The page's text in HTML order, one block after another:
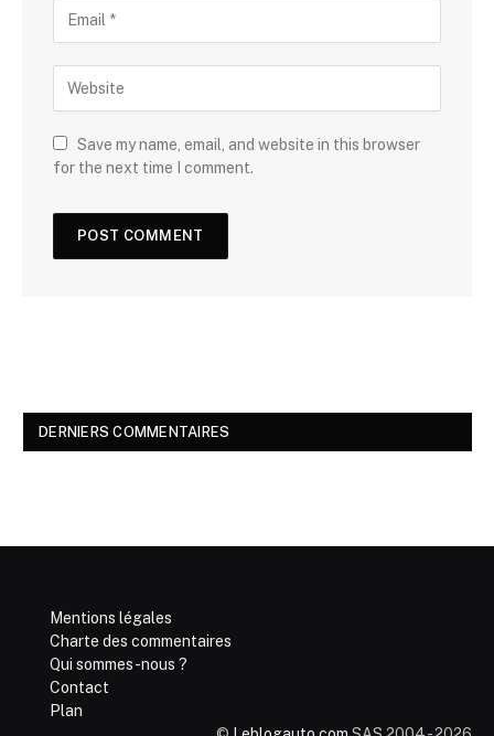
Save my name, email, and website in this browser
for the next time I comment.
DERNIERS COMMENTAIRES
Mentions légales
Charte des commentaires
Qui sommes-nous ?
Contact
Plan